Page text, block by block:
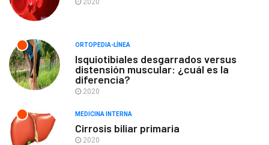
2020
ORTOPEDIA-LÍNEA
Isquiotibiales desgarrados versus
distensión muscular: ¿cuál es la
diferencia?
2020
MEDICINA INTERNA
Cirrosis biliar primaria
2020